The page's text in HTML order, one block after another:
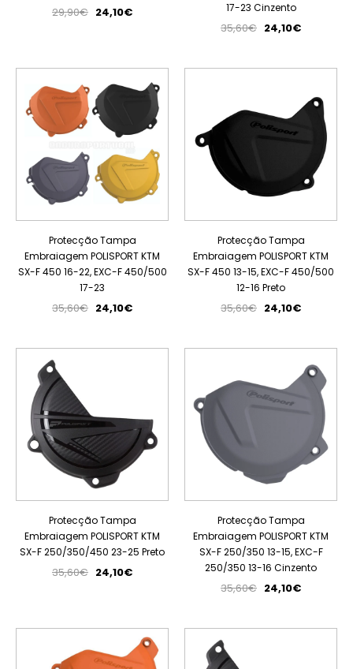
29,90€ 24,10€
17-23 Cinzento
35,60€ 24,10€
Protecção Tampa
Embraiagem POLISPORT KTM
SX-F 450 16-22, EXC-F 450/500
17-23
35,60€ 24,10€
Protecção Tampa
Embraiagem POLISPORT KTM
SX-F 450 13-15, EXC-F 450/500
12-16 Preto
35,60€ 24,10€
Protecção Tampa
Embraiagem POLISPORT KTM
SX-F 250/350/450 23-25 Preto
35,60€ 24,10€
Protecção Tampa
Embraiagem POLISPORT KTM
SX-F 250/350 13-15, EXC-F
250/350 13-16 Cinzento
35,60€ 24,10€
PROMOÇÃO